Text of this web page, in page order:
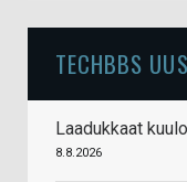
TECHBBS
Laadukkaat
8.8.2026